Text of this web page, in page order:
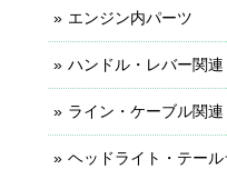
エンジン内パーツ
ハンドル・レバー関連
ライン・ケーブル関連
ヘッドライト・テー